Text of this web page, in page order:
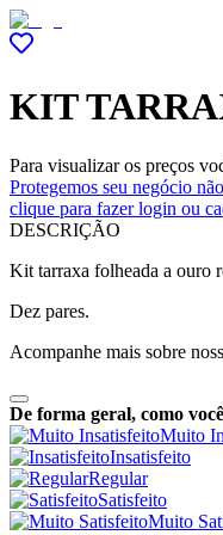
KIT
Para visualizar os preços
Protegemos seu negócio
clique para fazer login ou
DESCRIÇÃO
Kit tarraxa folheada a ouro
Dez pares.
Acompanhe mais sobre
De forma geral, como
Muito
Insatisfeito
Regular
Satisfeito
Muito